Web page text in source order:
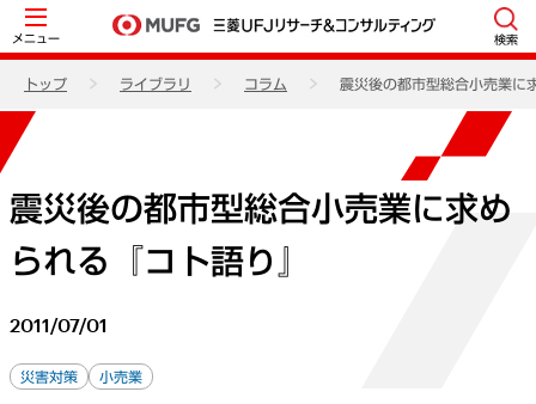
メニュー 検索
トップ ライブラリ コラム 震災後の都市型総合小売業に
震災後の都市型総合小売業に求め
られる『コト語り』
2011/07/01
災害対策 小売業